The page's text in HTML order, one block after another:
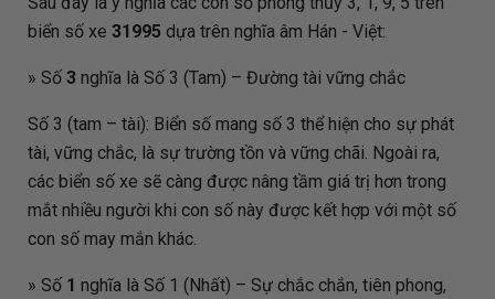
biển số xe 31995 dựa trên nghĩa âm Hán - Việt:
» Số 3 nghĩa là Số 3 (Tam) – Đường tài vững chắc
Số 3 (tam – tài): Biển số mang số 3 thể hiện cho sự phát
tài, vững chắc, là sự trường tồn và vững chãi. Ngoài ra,
các biển số xe sẽ càng được nâng tầm giá trị hơn trong
mắt nhiều người khi con số này được kết hợp với một số
con số may mắn khác.
» Số 1 nghĩa là Số 1 (Nhất) – Sự chắc chắn, tiên phong,